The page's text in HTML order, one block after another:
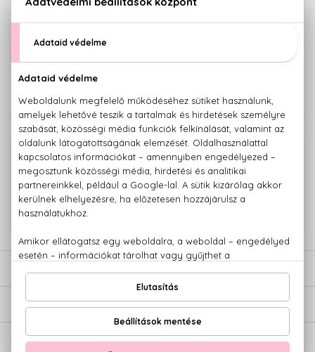
KISZERELÉS KIVÁLASZTÁSA
KAPCSOLÓDÓ TERMÉKEK
100% eredeti termékek,14 napos visszaküldési garanciával
Kérdésed van, elakadtál? Hívd ügyfélszolgálatunkat: +36 20
779 1926
ÉRTÉKELÉSEK (0)
SZÁLLÍTÁS